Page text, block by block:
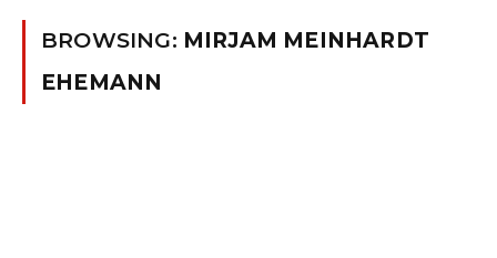
BROWSING: MIRJAM MEINHARDT
EHEMANN